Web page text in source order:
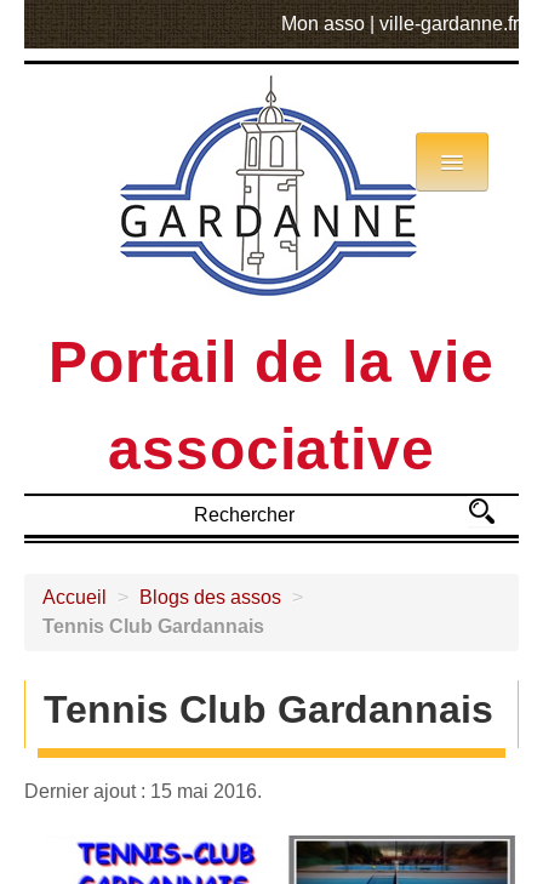
Mon asso ville-gardanne.fr
Portail de la vie
associative
Annuaire
Actualités
MVA
Accueil > Blogs des assos >
Tennis Club Gardannais
Tennis Club Gardannais
Dernier ajout : 15 mai 2016.